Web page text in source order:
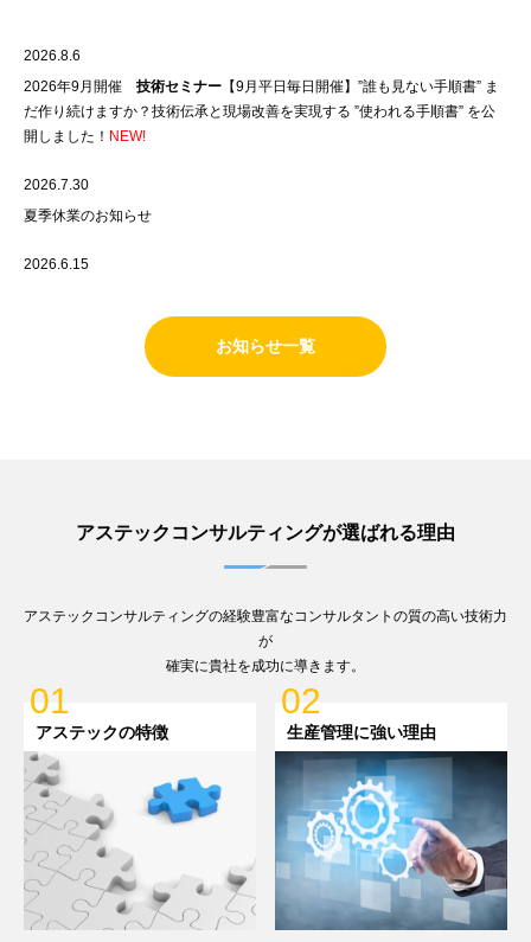
2026.8.6
2026年9月開催 技術セミナー 【9月平日毎日開催】”誰も見ない手順書” ま
だ作り続けますか？技術伝承と現場改善を実現する ”使われる手順書” を公
開しました！ NEW!
2026.7.30
夏季休業のお知らせ
2026.6.15
属人化をなくす 現場を知るコンサルが考えた「さつきスケジューラ」」を
お知らせ一覧
アステックコンサルティングが選ばれる理由
アステックコンサルティングの経験豊富なコンサルタントの質の高い技術力
が
確実に貴社を成功に導きます。
01
アステックの特徴
02
生産管理に強い理由